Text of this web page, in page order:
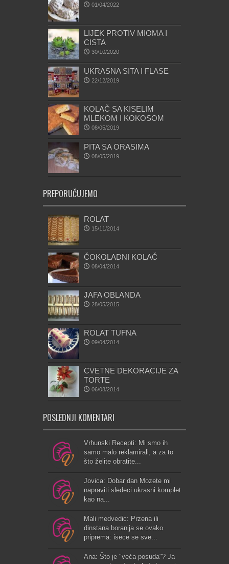
01/04/2022
LIJEK PROTIV MIOMA I
CISTA
30/10/2020
UKRASNA SITA I FLASE
22/12/2019
KOLAČ SA KISELIM
MLEKOM I KOKOSOM
08/05/2019
PITA SA ORASIMA
08/05/2019
PREPORUČUJEMO
ROLAT
15/11/2014
ČOKOLADNI KOLAČ
08/04/2014
JAFA OBLANDA
28/05/2015
ROLAT TUFNA
09/04/2014
CVETNE DEKORACIJE ZA
TORTE
06/08/2014
POSLEDNJI KOMENTARI
Vrhunski Recepti: Mi smo ih
samo malo reklamirali, a za to
što želite obratite...
Jovica: Dobar dan Mozete mi
napraviti sledeci ukrasni komplet
kao na...
Mali medvedic: Przena ili
dinstana boranija se ovako
priprema: isece se sve...
Ana: Što je "veća posuda"? Ja